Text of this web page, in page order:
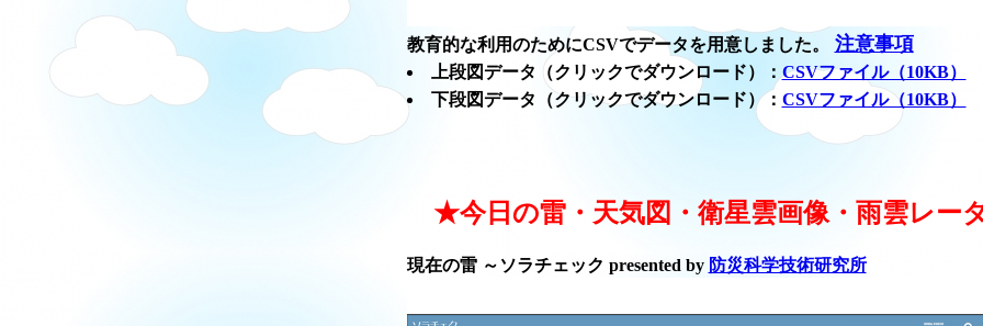
教育的な利用のためにCSVでデータを用意しました。 注意事項
上段図データ（クリックでダウンロード）： CSVファイル（10KB）
下段図データ（クリックでダウンロード）： CSVファイル（10KB）
★今日の雷・天気図・衛星雲画像・雨雲レー
現在の雷 ～ソラチェック presented by 防災科学技術研究所